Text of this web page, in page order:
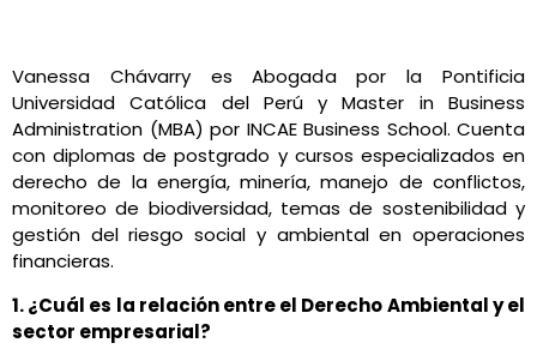
Vanessa Chávarry es Abogada por la Pontificia
Universidad Católica del Perú y Master in Business
Administration (MBA) por INCAE Business School. Cuenta
con diplomas de postgrado y cursos especializados en
derecho de la energía, minería, manejo de conflictos,
monitoreo de biodiversidad, temas de sostenibilidad y
gestión del riesgo social y ambiental en operaciones
financieras.
1. ¿Cuál es la relación entre el Derecho Ambiental y el
sector empresarial?